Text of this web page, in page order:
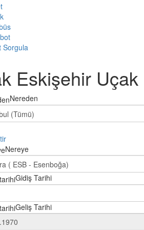
Sorgula
Eskişehir
Nereden
Nereye
Gidiş Tarihi
Geliş Tarihi